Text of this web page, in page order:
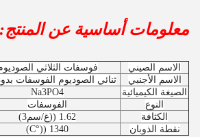
معلومات أساسية عن المنتج:
الاسم الصيني فوسفات الثلاثي
الاسم الأجنبي
ثنائي الصوديوم الفوسفات
الصيغة الكيميائية
Na3PO4
النوع
الفوسفات
الكثافة
1.62 ((غ/سم3)
نقطة الذوبان
1340 ((°C)